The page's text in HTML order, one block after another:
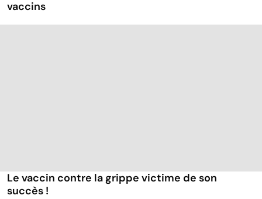
vaccins
Le vaccin contre la grippe victime de son
succès !